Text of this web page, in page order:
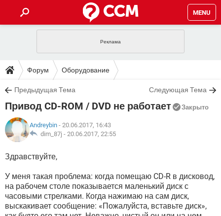
MENU
INSTAGRAM FACEBOOK
ИГРЫ WINDOWS 10
ВКОНТАКТЕ ВИДЕО
GOOGLE
ПОЛЕЗНЫЕ СОВЕТЫ
TIKTOK
WINDOWS 10
ЗАГРУЗКИ
TIKTOK TELEGRAM
WHATSAPP
FACEBOOK
WINDOWS 10
ВИДЕО GOOGLE
YANDEX
ФОРУМ
TIKTOK
WINDOWS 10 ВКОНТАКТЕ
ВИДЕО GOOGLE
ЭНЦИКЛОПЕДИЯ
TIKTOK
WHATSAPP INSTAGRAM
FACEBOOK ИГРЫ
WINDOWS 10 ВКОНТАКТЕ
Форум Оборудование
Предыдущая Тема Следующая Тема
Привод CD-ROM / DVD не работает Закрыто
Andreybin - 20.06.2017, 16:43
dim_87j - 20.06.2017, 22:55
Здравствуйте,
У меня такая проблема: когда помещаю CD-R в дисковод,
на рабочем столе показывается маленький диск с
часовыми стрелками. Когда нажимаю на сам диск,
выскакивает сообщение: «Пожалуйста, вставьте диск»,